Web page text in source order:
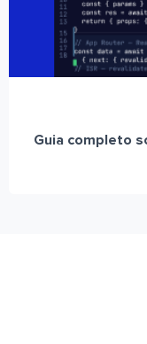
Guia completo